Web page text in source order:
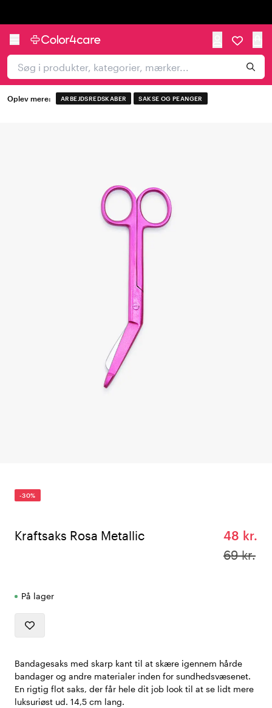
Oplev mere: ARBEJDSREDSKABER SAKSE OG PEANGER
-30%
Kraftsaks Rosa Metallic
48 kr.
69 kr.
På lager
Bandagesaks med skarp kant til at skære igennem hårde
bandager og andre materialer inden for sundhedsvæsenet.
En rigtig flot saks, der får hele dit job look til at se lidt mere
luksuriøst ud. 14,5 cm lang.